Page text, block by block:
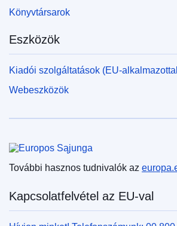
Könyvtársarok
Eszközök
Kiadói szolgáltatások (EU-
Webeszközök
Európai Unió
További hasznos tudnivalók az
Kapcsolatfelvétel az EU-val